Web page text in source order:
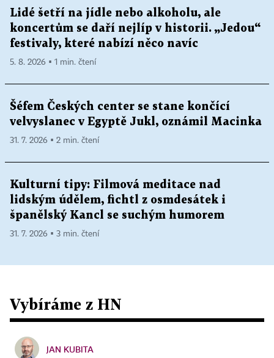
Lidé šetří na jídle nebo alkoholu, ale
koncertům se daří nejlíp v historii. „Jedou“
festivaly, které nabízí něco navíc
5. 8. 2026 ▪ 1 min. čtení
Šéfem Českých center se stane končící
velvyslanec v Egyptě Jukl, oznámil Macinka
31. 7. 2026 ▪ 2 min. čtení
Kulturní tipy: Filmová meditace nad
lidským údělem, fichtl z osmdesátek i
španělský Kancl se suchým humorem
31. 7. 2026 ▪ 3 min. čtení
Vybíráme z HN
JAN KUBITA